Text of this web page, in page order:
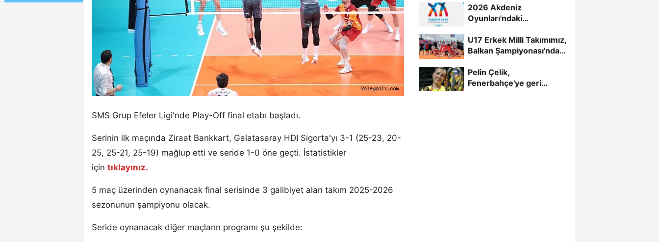
SMS Grup Efeler Ligi'nde Play-Off final etabı başladı.
Serinin ilk maçında Ziraat Bankkart, Galatasaray HDI Sigorta'yı 3-1 (25-23, 20-
25, 25-21, 25-19) mağlup etti ve seride 1-0 öne geçti. İstatistikler
için tıklayınız.
5 maç üzerinden oynanacak final serisinde 3 galibiyet alan takım 2025-2026
sezonunun şampiyonu olacak.
Seride oynanacak diğer maçların programı şu şekilde:
2026 Akdeniz
Oyunları'ndaki
U17 Erkek Milli Takımımız,
Balkan Şampiyonası'nda
Pelin Çelik,
Fenerbahçe'ye geri